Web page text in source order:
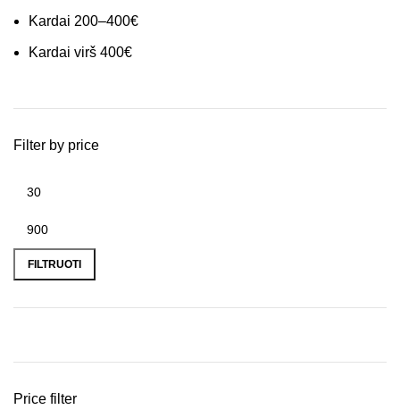
Kardai 200–400€
Kardai virš 400€
Filter by price
FILTRUOTI
Price filter